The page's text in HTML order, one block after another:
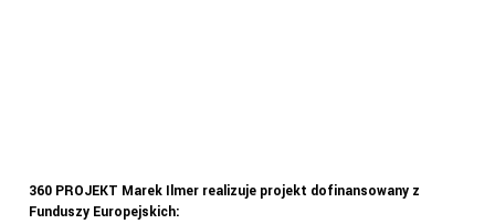
360 PROJEKT Marek Ilmer realizuje projekt dofinansowany z
Funduszy Europejskich: